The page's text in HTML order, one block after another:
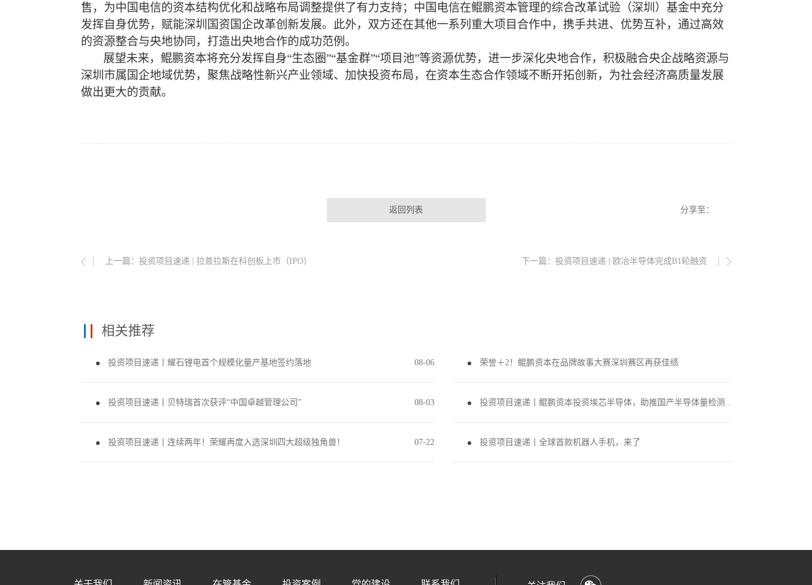
售，为中国电信的资本结构优化和战略布局调整提供了有力支持；中国电信在鲲鹏资本管理的综合改革试验（深圳）基金中充分
发挥自身优势，赋能深圳国资国企改革创新发展。此外，双方还在其他一系列重大项目合作中，携手共进、优势互补，通过高效
的资源整合与央地协同，打造出央地合作的成功范例 。
展望未来，鲲鹏资本将充分发挥自身“生态圈”“基金群”“项目池”等资源优势， 进一步深化央地合作，积极融合央企战略资源与
深圳市属国企地域优势，聚焦战略性新兴产业领域、 加快投资布局，在资本生态合作领域不断开拓创新， 为社会经济高质量发展
做出更大的贡献。
返回列表 分享至：
上一篇：投资项目速递 | 拉普拉斯在科创板上市（IPO） 下一篇： 投资项目速递 | 欧冶半导体完成B1轮融资
相关推荐
投资项目速递丨耀石锂电首个规模化量产基地签约落地 08-06 荣誉＋2！鲲鹏资本在品牌故事大赛深圳赛区再获佳绩
投资项目速递丨贝特瑞首次获评“中国卓越管理公司” 08-03 投资项目速递丨鲲鹏资本投资埃芯半导体，助推国产半导体量检测设备新突破
投资项目速递丨连续两年！荣耀再度入选深圳四大超级独角兽！ 07-22 投资项目速递丨全球首款机器人手机，来了